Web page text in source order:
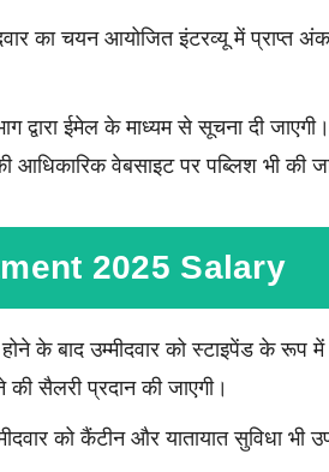
का चयन आयोजित इंटरव्यू में प्राप्त
द्वारा ईमेल के माध्यम से सूचना दी
आधिकारिक वेबसाइट पर पब्लिश भी की
2025 Salary
के बाद उम्मीदवार को स्टाइपेंड के
की सैलरी प्रदान की जाएगी।
को कैंटीन और यातायात सुविधा भी